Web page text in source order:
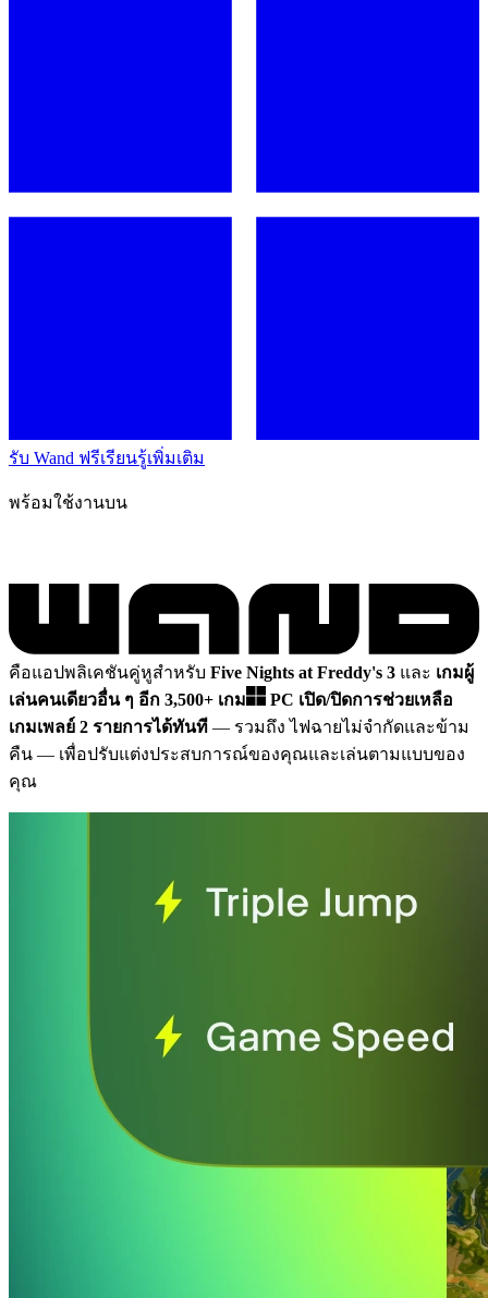
รับ Wand ฟรีเรียนรู้เพิ่มเติม
พร้อมใช้งานบน
คือแอปพลิเคชันคู่หูสำหรับ Five Nights at Freddy's 3 และ เกมผู้
เล่นคนเดียวอื่น ๆ อีก 3,500+ เกม
PC เปิด/ปิดการช่วยเหลือ
เกมเพลย์ 2 รายการได้ทันที — รวมถึง ไฟฉายไม่จำกัดและข้าม
คืน — เพื่อปรับแต่งประสบการณ์ของคุณและเล่นตามแบบของ
คุณ